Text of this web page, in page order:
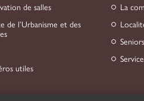
de salles
de l’Urbanisme et des
utiles
La
Seniors